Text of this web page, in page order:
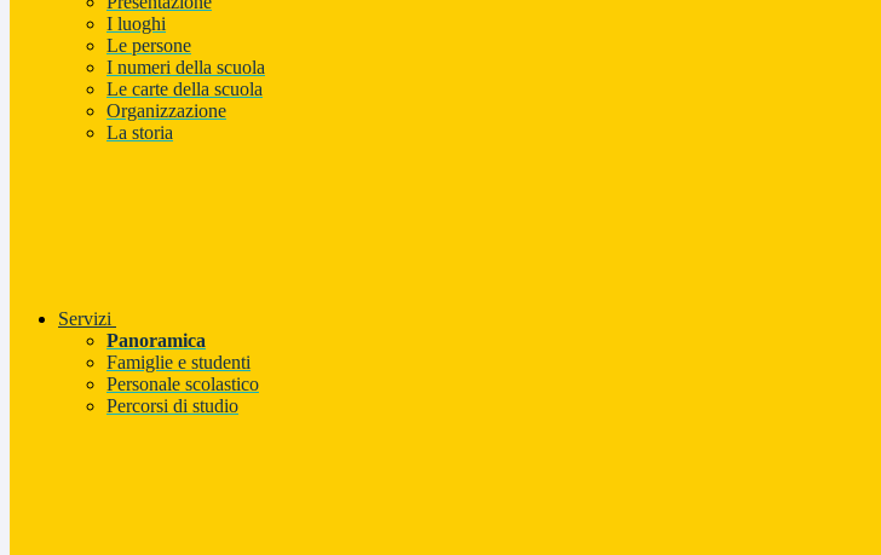
I luoghi
Le persone
I numeri della scuola
Le carte della scuola
Organizzazione
La storia
Servizi
Panoramica
Famiglie e studenti
Personale scolastico
Percorsi di studio